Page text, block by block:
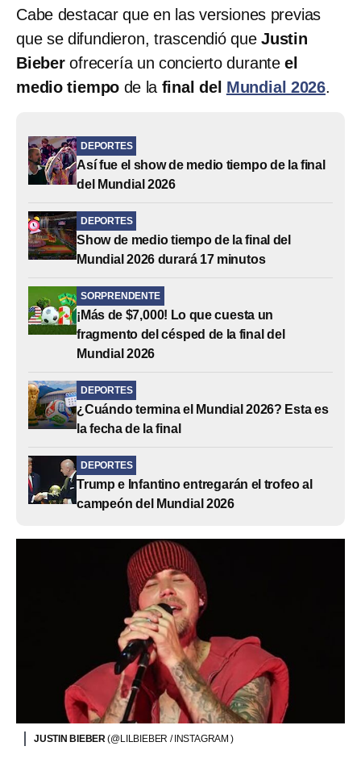
Cabe destacar que en las versiones previas
que se difundieron, trascendió que Justin
Bieberofrecería un concierto duranteel
medio tiempo de la final del Mundial 2026.
DEPORTES
Así fue el show de medio tiempo de la final
del Mundial 2026
DEPORTES
Show de medio tiempo de la final del
Mundial 2026 durará 17 minutos
SORPRENDENTE
¡Más de $7,000! Lo que cuesta un
fragmento del césped de la final del
Mundial 2026
DEPORTES
¿Cuándo termina el Mundial 2026? Esta es
la fecha de la final
DEPORTES
Trump e Infantino entregarán el trofeo al
campeón del Mundial 2026
JUSTIN BIEBER(@LILBIEBER / INSTAGRAM )